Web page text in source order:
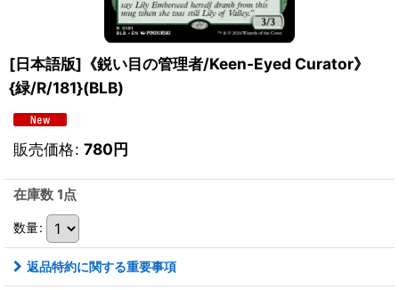
[日本語版]《鋭い目の管理者/Keen-Eyed Curator》
{緑/R/181}(BLB)
販売価格: 780円
在庫数 1点
数量:
返品特約に関する重要事項